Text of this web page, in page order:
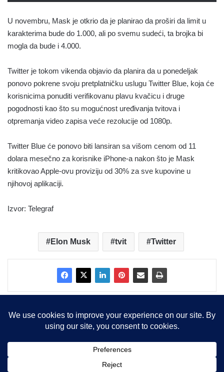
U novembru, Mask je otkrio da je planirao da proširi da limit u
karakterima bude do 1.000, ali po svemu sudeći, ta brojka bi
mogla da bude i 4.000.
Twitter je tokom vikenda objavio da planira da u ponedeljak
ponovo pokrene svoju pretplatničku uslugu Twitter Blue, koja će
korisnicima ponuditi verifikovanu plavu kvačicu i druge
pogodnosti kao što su mogućnost uređivanja tvitova i
otpremanja video zapisa veće rezolucije od 1080p.
Twitter Blue će ponovo biti lansiran sa višom cenom od 11
dolara mesečno za korisnike iPhone-a nakon što je Mask
kritikovao Apple-ovu proviziju od 30% za sve kupovine u
njihovoj aplikaciji.
Izvor: Telegraf
Elon Musk tvit Twitter
Copyright © 2015-2025, Sva prava zadržana | LBS Team d.o.o.
Facebook
X LinkedIn